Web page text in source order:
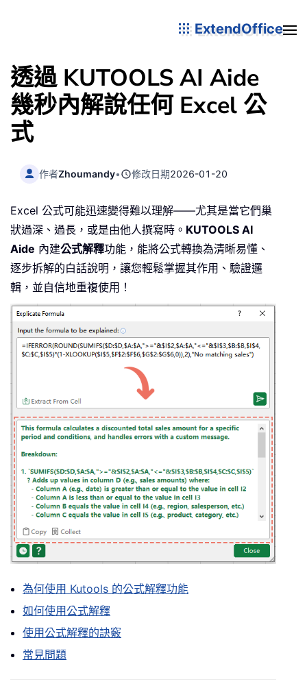
ExtendOffice
透過 KUTOOLS AI Aide
幾秒內解說任何 Excel 公
式
作者Zhoumandy• 修改日期2026-01-20
Excel 公式可能迅速變得難以理解——尤其是當它們巢
狀過深、過長，或是由他人撰寫時。 KUTOOLS AI
Aide 內建公式解釋功能，能將公式轉換為清晰易懂、
逐步拆解的白話說明，讓您輕鬆掌握其作用、驗證邏
輯，並自信地重複使用！
為何使用 Kutools 的公式解釋功能
如何使用公式解釋
使用公式解釋的訣竅
常見問題